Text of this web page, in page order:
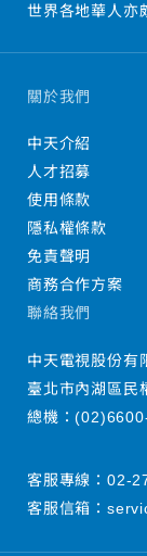
世界各地華人亦
關於我們
中天介紹
人才招募
使用條款
隱私權條款
免責聲明
商務合作方案
聯絡我們
中天電視股份有
臺北市內湖區民
總機：
客服專線： 02-
客服信箱：